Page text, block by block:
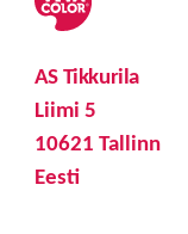
AS Tikkurila
Liimi 5
10621 Tallinn
Eesti